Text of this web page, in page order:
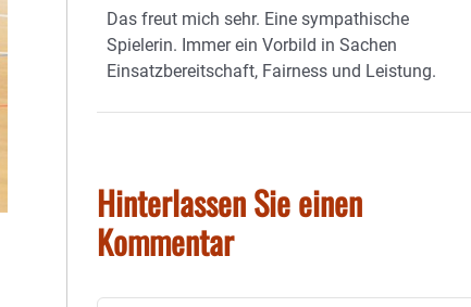
Das freut mich sehr. Eine sympathische
Spielerin. Immer ein Vorbild in Sachen
Einsatzbereitschaft, Fairness und Leistung.
Hinterlassen Sie einen
Kommentar